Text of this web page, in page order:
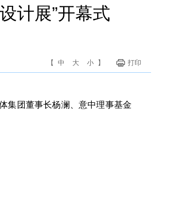
计展”开幕式
【 中 大 小 】 打印
集团董事长杨澜、意中理事基金